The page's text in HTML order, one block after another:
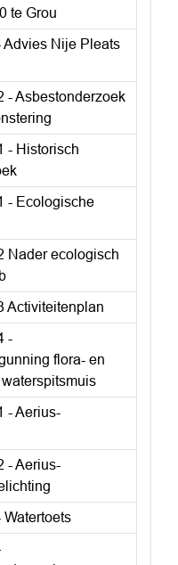
te Grou
Advies Nije Pleats
- Asbestonderzoek
- Historisch
- Ecologische
Nader ecologisch
Activiteitenplan
-
flora- en
- Aerius-
- Aerius-
Watertoets